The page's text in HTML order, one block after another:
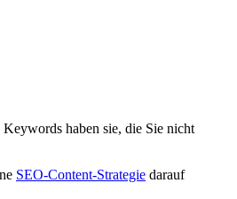
haben sie, die Sie nicht
SEO-Content-Strategie darauf